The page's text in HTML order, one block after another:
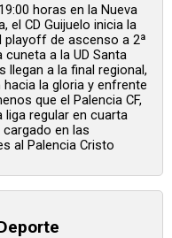
horas en la Nueva
el CD Guijuelo inicia la
playoff de ascenso a 2ª
cuneta a la UD Santa
llegan a la final regional,
la gloria y enfrente
que el Palencia CF,
liga regular en cuarta
en las
al Palencia Cristo